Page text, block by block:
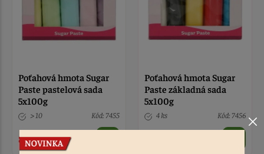
Poťahová hmota Sugar
Paste pastelová sada
5x100g
> 10 Kód: 7455
8,30 €
Poťahová hmota Sugar
Paste základná sada
5x100g
4 ks Kód: 7456